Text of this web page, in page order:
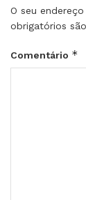
O seu
obrigatórios
Comentário *